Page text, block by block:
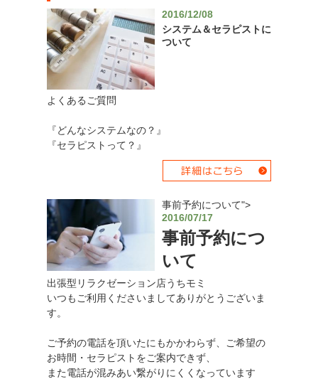
2016/12/08
システム＆セラピストに
ついて
よくあるご質問
『どんなシステムなの？』
『セラピストって？』
事前予約について">
2016/07/17
事前予約につ
いて
出張型リラクゼーション店うちモミ
いつもご利用くださいましてありがとうございま
す。
ご予約の電話を頂いたにもかかわらず、ご希望の
お時間・セラピストをご案内できず、
また電話が混みあい繋がりにくくなっています